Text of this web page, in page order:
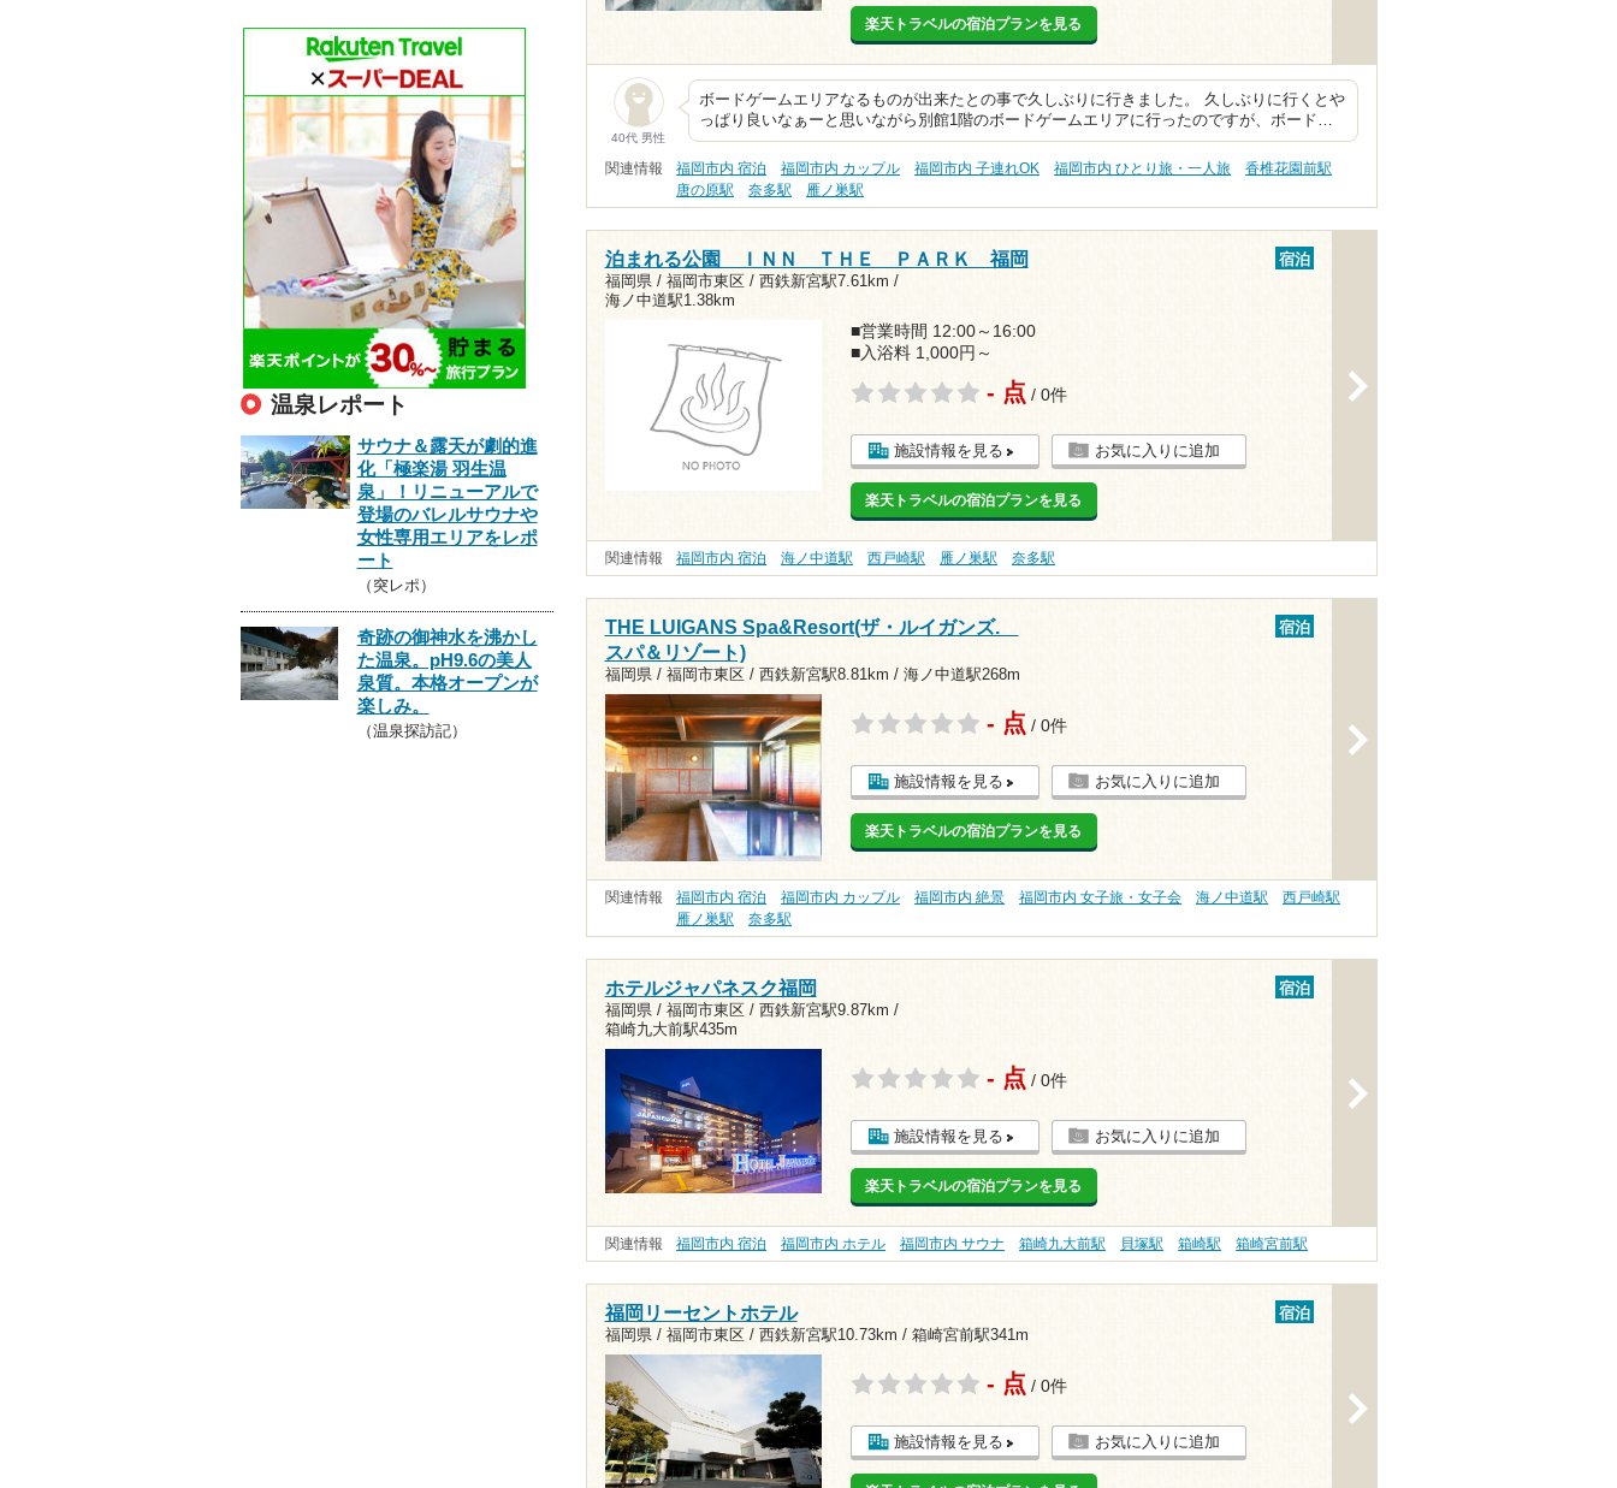
楽天トラベルの宿泊プランを見る
40代 男性
ボードゲームエリアなるものが出来たとの事で久しぶりに行きました。 久しぶりに行くとや
っぱり良いなぁーと思いながら別館1階のボードゲームエリアに行ったのですが、ボード…
関連情報 福岡市内 宿泊 福岡市内 カップル 福岡市内 子連れOK 福岡市内 ひとり旅・一人旅
香椎花園前駅
唐の原駅
奈多駅 雁ノ巣駅
泊まれる公園 ＩＮＮ ＴＨＥ ＰＡＲＫ 福岡
福岡県 / 福岡市東区 / 西鉄新宮駅7.61km /
海ノ中道駅1.38km
宿泊
■営業時間 12:00～16:00
■入浴料 1,000円～
- 点 / 0件
施設情報を見る お気に入りに追加
楽天トラベルの宿泊プランを見る
関連情報 福岡市内 宿泊 海ノ中道駅 西戸崎駅 雁ノ巣駅 奈多駅
THE LUIGANS Spa&Resort(ザ・ルイガンズ.
スパ＆リゾート)
福岡県 / 福岡市東区 / 西鉄新宮駅8.81km / 海ノ中道駅268m
宿泊
- 点 / 0件
施設情報を見る お気に入りに追加
楽天トラベルの宿泊プランを見る
関連情報 福岡市内 宿泊 福岡市内 カップル 福岡市内 絶景 福岡市内 女子旅・女子会 海ノ中道駅
西戸崎駅
雁ノ巣駅
奈多駅
ホテルジャパネスク福岡
福岡県 / 福岡市東区 / 西鉄新宮駅9.87km /
箱崎九大前駅435m
宿泊
- 点 / 0件
施設情報を見る お気に入りに追加
楽天トラベルの宿泊プランを見る
関連情報 福岡市内 宿泊 福岡市内 ホテル 福岡市内 サウナ 箱崎九大前駅 貝塚駅 箱崎駅 箱崎宮前駅
福岡リーセントホテル
福岡県 / 福岡市東区 / 西鉄新宮駅10.73km / 箱崎宮前駅341m
宿泊
- 点 / 0件
施設情報を見る お気に入りに追加
温泉レポート
サウナ＆露天が劇的進
化「極楽湯 羽生温
泉」！リニューアルで
登場のバレルサウナや
女性専用エリアをレポ
ート
（突レポ）
奇跡の御神水を沸かし
た温泉。pH9.6の美人
泉質。本格オープンが
楽しみ。
（温泉探訪記）